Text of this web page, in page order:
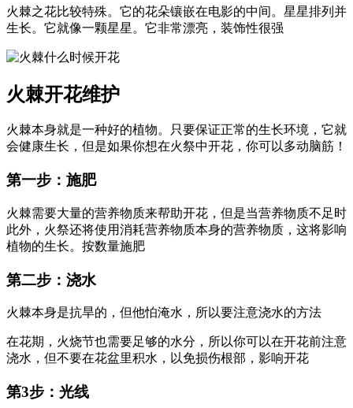
火棘之花比较特殊。它的花朵镶嵌在电影的中间。星星排列并
生长。它就像一颗星星。它非常漂亮，装饰性很强
火棘开花维护
火棘本身就是一种好的植物。只要保证正常的生长环境，它就
会健康生长，但是如果你想在火祭中开花，你可以多动脑筋！
第一步：施肥
火棘需要大量的营养物质来帮助开花，但是当营养物质不足时
此外，火祭还将使用消耗营养物质本身的营养物质，这将影响
植物的生长。按数量施肥
第二步：浇水
火棘本身是抗旱的，但他怕淹水，所以要注意浇水的方法
在花期，火烧节也需要足够的水分，所以你可以在开花前注意
浇水，但不要在花盆里积水，以免损伤根部，影响开花
第3步：光线